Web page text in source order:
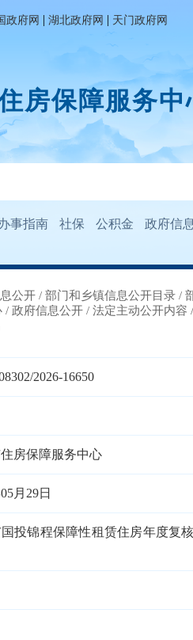
政府网 | 湖北政府网 | 天门政府网
房保障服务中
事指南 社保 公积金 政府信
公开 / 部门和乡镇信息公开目录 /
/ 政府信息公开 / 法定主动公开内容
2026-16650
房保障服务中心
月29日
投锦程保障性租赁住房年度复